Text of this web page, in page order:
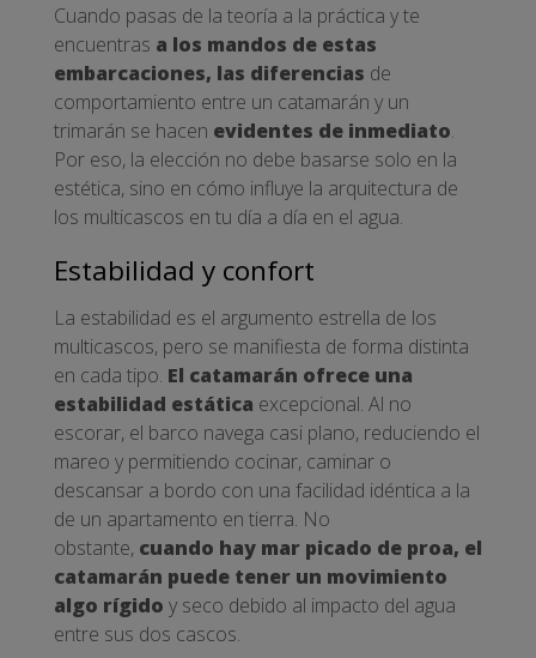
Cuando pasas de la teoría a la práctica y te
encuentras a los mandos de estas
embarcaciones, las diferencias de
comportamiento entre un catamarán y un
trimarán se hacen evidentes de inmediato.
Por eso, la elección no debe basarse solo en la
estética, sino en cómo influye la arquitectura de
los multicascos en tu día a día en el agua.
Estabilidad y confort
La estabilidad es el argumento estrella de los
multicascos, pero se manifiesta de forma distinta
en cada tipo. El catamarán ofrece una
estabilidad estática excepcional. Al no
escorar, el barco navega casi plano, reduciendo el
mareo y permitiendo cocinar, caminar o
descansar a bordo con una facilidad idéntica a la
de un apartamento en tierra. No
obstante, cuando hay mar picado de proa, el
catamarán puede tener un movimiento
algo rígido y seco debido al impacto del agua
entre sus dos cascos.